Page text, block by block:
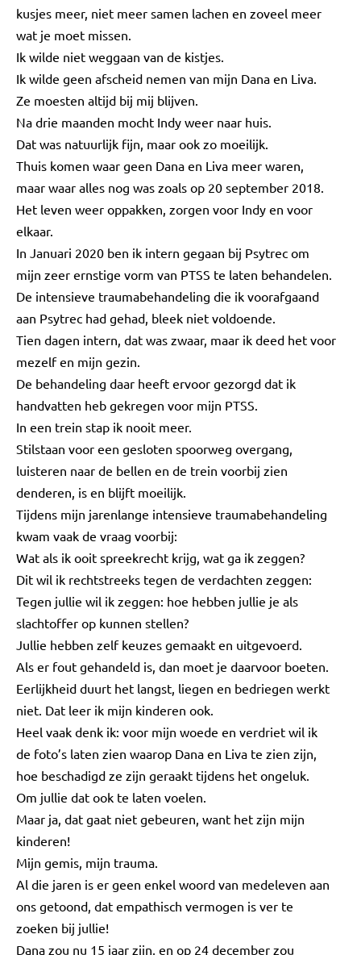
kusjes meer, niet meer samen lachen en zoveel meer
wat je moet missen.
Ik wilde niet weggaan van de kistjes.
Ik wilde geen afscheid nemen van mijn Dana en Liva.
Ze moesten altijd bij mij blijven.
Na drie maanden mocht Indy weer naar huis.
Dat was natuurlijk fijn, maar ook zo moeilijk.
Thuis komen waar geen Dana en Liva meer waren,
maar waar alles nog was zoals op 20 september 2018.
Het leven weer oppakken, zorgen voor Indy en voor
elkaar.
In Januari 2020 ben ik intern gegaan bij Psytrec om
mijn zeer ernstige vorm van PTSS te laten behandelen.
De intensieve traumabehandeling die ik voorafgaand
aan Psytrec had gehad, bleek niet voldoende.
Tien dagen intern, dat was zwaar, maar ik deed het voor
mezelf en mijn gezin.
De behandeling daar heeft ervoor gezorgd dat ik
handvatten heb gekregen voor mijn PTSS.
In een trein stap ik nooit meer.
Stilstaan voor een gesloten spoorweg overgang,
luisteren naar de bellen en de trein voorbij zien
denderen, is en blijft moeilijk.
Tijdens mijn jarenlange intensieve traumabehandeling
kwam vaak de vraag voorbij:
Wat als ik ooit spreekrecht krijg, wat ga ik zeggen?
Dit wil ik rechtstreeks tegen de verdachten zeggen:
Tegen jullie wil ik zeggen: hoe hebben jullie je als
slachtoffer op kunnen stellen?
Jullie hebben zelf keuzes gemaakt en uitgevoerd.
Als er fout gehandeld is, dan moet je daarvoor boeten.
Eerlijkheid duurt het langst, liegen en bedriegen werkt
niet. Dat leer ik mijn kinderen ook.
Heel vaak denk ik: voor mijn woede en verdriet wil ik
de foto’s laten zien waarop Dana en Liva te zien zijn,
hoe beschadigd ze zijn geraakt tijdens het ongeluk.
Om jullie dat ook te laten voelen.
Maar ja, dat gaat niet gebeuren, want het zijn mijn
kinderen!
Mijn gemis, mijn trauma.
Al die jaren is er geen enkel woord van medeleven aan
ons getoond, dat empathisch vermogen is ver te
zoeken bij jullie!
Dana zou nu 15 jaar zijn, en op 24 december zou